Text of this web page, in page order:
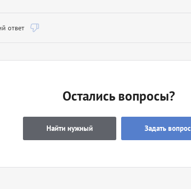
ответ
Остались вопросы?
Найти нужный Задать вопрос